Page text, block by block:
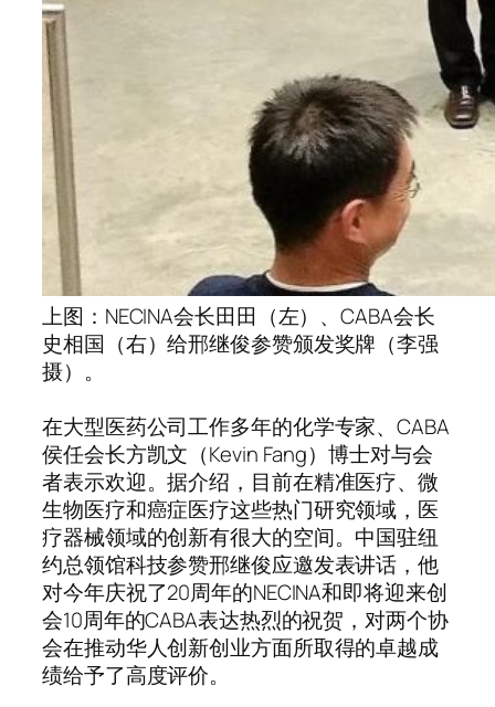
上图：NECINA会长田田（左）、CABA会长
史相国（右）给邢继俊参赞颁发奖牌（李强
摄）。
在大型医药公司工作多年的化学专家、CABA
侯任会长方凯文（Kevin Fang）博士对与会
者表示欢迎。据介绍，目前在精准医疗、微
生物医疗和癌症医疗这些热门研究领域，医
疗器械领域的创新有很大的空间。中国驻纽
约总领馆科技参赞邢继俊应邀发表讲话，他
对今年庆祝了20周年的NECINA和即将迎来创
会10周年的CABA表达热烈的祝贺，对两个协
会在推动华人创新创业方面所取得的卓越成
绩给予了高度评价。